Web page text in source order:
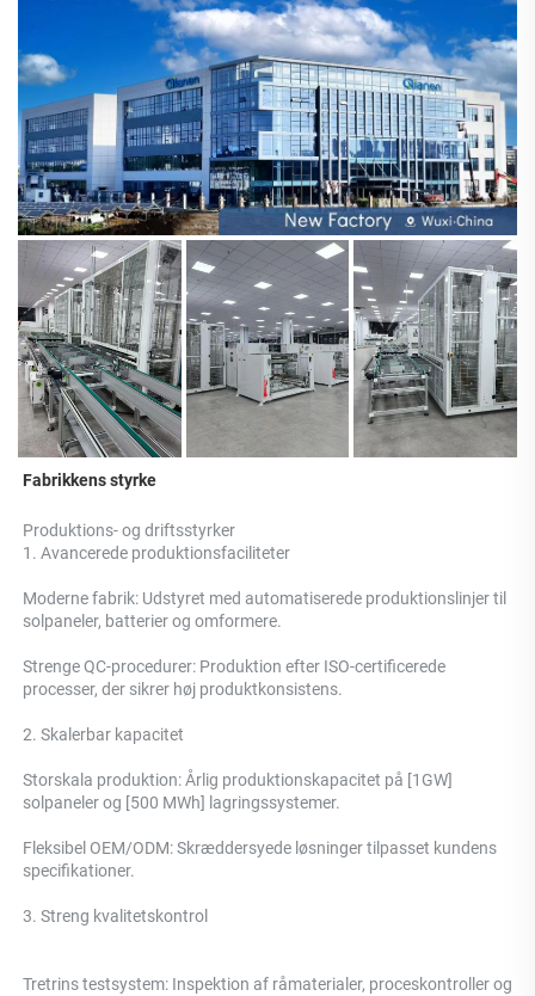
Fabrikkens styrke
Produktions- og driftsstyrker
1. Avancerede produktionsfaciliteter
Moderne fabrik: Udstyret med automatiserede produktionslinjer til
solpaneler, batterier og omformere.
Strenge QC-procedurer: Produktion efter ISO-certificerede
processer, der sikrer høj produktkonsistens.
2. Skalerbar kapacitet
Storskala produktion: Årlig produktionskapacitet på [1GW]
solpaneler og [500 MWh] lagringssystemer.
Fleksibel OEM/ODM: Skræddersyede løsninger tilpasset kundens
specifikationer.
3. Streng kvalitetskontrol
Tretrins testsystem: Inspektion af råmaterialer, proceskontroller og